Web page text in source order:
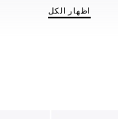
اظهار الكل